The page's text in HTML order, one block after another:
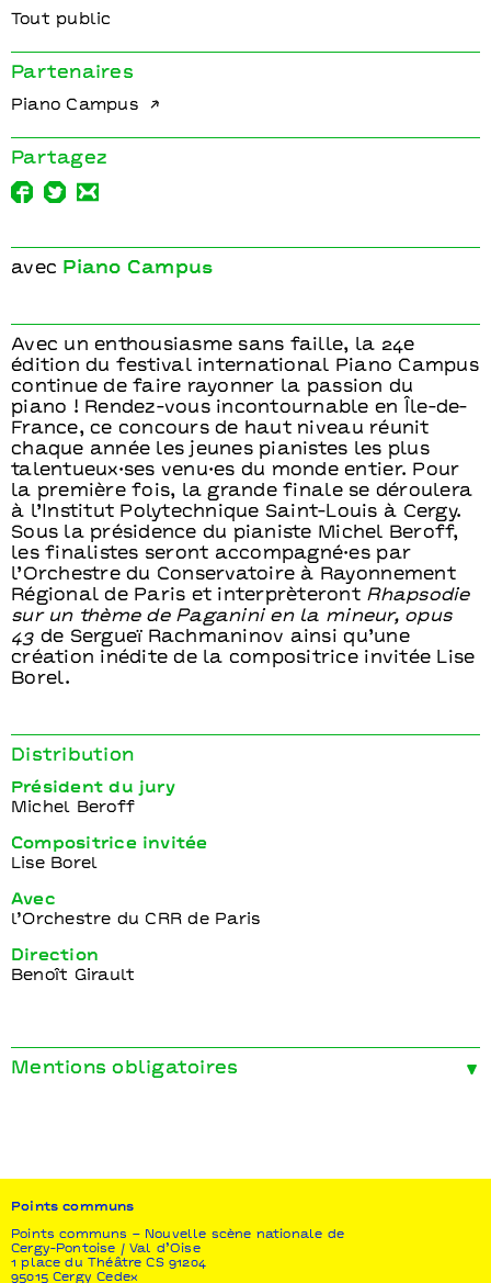
avec Piano Campus
Avec un enthousiasme sans faille, la 24e
édition du festival international Piano Campus
continue de faire rayonner la passion du
piano ! Rendez-vous incontournable en Île-de-
France, ce concours de haut niveau réunit
chaque année les jeunes pianistes les plus
talentueux·ses venu·es du monde entier. Pour
la première fois, la grande finale se déroulera
à l’Institut Polytechnique Saint-Louis à Cergy.
Sous la présidence du pianiste Michel Beroff,
les finalistes seront accompagné·es par
l’Orchestre du Conservatoire à Rayonnement
Régional de Paris et interprèteront Rhapsodie
sur un thème de Paganini en la mineur, opus
43 de Sergueï Rachmaninov ainsi qu’une
création inédite de la compositrice invitée Lise
Borel.
Distribution
Président du jury
Michel Beroff
Compositrice invitée
Lise Borel
Avec
l’Orchestre du CRR de Paris
Direction
Benoît Girault
Mentions obligatoires
Tout public
Partenaires
Piano Campus
Partagez
Points communs
Points communs – Nouvelle scène nationale de
Cergy-Pontoise / Val d’Oise
1 place du Théâtre CS 91204
95015 Cergy Cedex